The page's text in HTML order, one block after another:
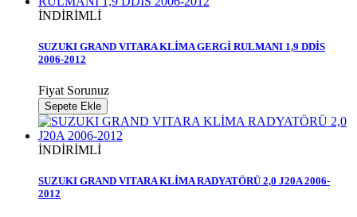
İNDİRİMLİ
SUZUKI GRAND VITARA KLİMA GERGİ RULMANI 1,9 DDİS
2006-2012
Fiyat Sorunuz
Sepete Ekle
İNDİRİMLİ
SUZUKI GRAND VITARA KLİMA RADYATÖRÜ 2,0 J20A 2006-
2012